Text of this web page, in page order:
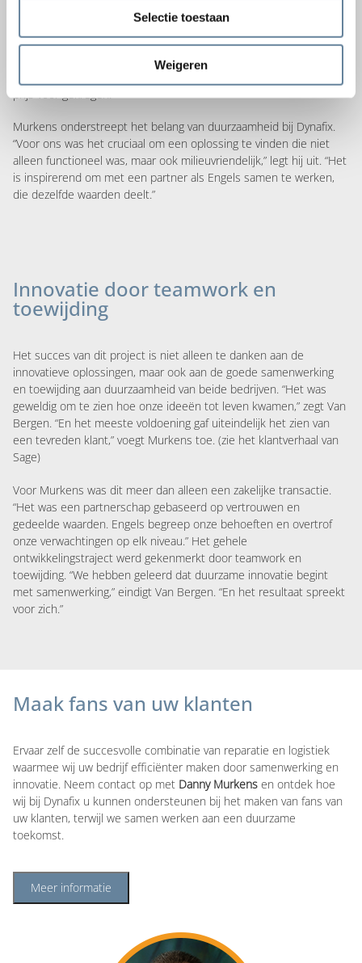
Selectie toestaan
Weigeren
eenmalig plastic of piepschuim terug te dringen”, voegt hij toe. “Bij
ons is het al in de jaren 80 begonnen. Onze oprichter, Joost
Engels, is de uitvinder van de milieubox. Dat was de eerst aanzet.
Batterijen én klein chemisch afval werden vroeger bij het grofvuil
gezet. Joost heeft een inzamelingsbak bedacht en daar nog een
Murkens onderstreept het belang van duurzaamheid bij Dynafix.
“Voor ons was het cruciaal om een oplossing te vinden die niet
alleen functioneel was, maar ook milieuvriendelijk,” legt hij uit. “Het
is inspirerend om met een partner als Engels samen te werken,
die dezelfde waarden deelt.”
Innovatie door teamwork en
toewijding
Het succes van dit project is niet alleen te danken aan de
innovatieve oplossingen, maar ook aan de goede samenwerking
en toewijding aan duurzaamheid van beide bedrijven. “Het was
geweldig om te zien hoe onze ideeën tot leven kwamen,” zegt Van
Bergen. “En het meeste voldoening gaf uiteindelijk het zien van
een tevreden klant,” voegt Murkens toe. (zie het klantverhaal van
Sage)
Voor Murkens was dit meer dan alleen een zakelijke transactie.
“Het was een partnerschap gebaseerd op vertrouwen en
gedeelde waarden. Engels begreep onze behoeften en overtrof
onze verwachtingen op elk niveau.” Het gehele
ontwikkelingstraject werd gekenmerkt door teamwork en
toewijding. “We hebben geleerd dat duurzame innovatie begint
met samenwerking,” eindigt Van Bergen. “En het resultaat spreekt
voor zich.”
Maak fans van uw klanten
Ervaar zelf de succesvolle combinatie van reparatie en logistiek
waarmee wij uw bedrijf efficiënter maken door samenwerking en
innovatie. Neem contact op met Danny Murkens en ontdek hoe
wij bij Dynafix u kunnen ondersteunen bij het maken van fans van
uw klanten, terwijl we samen werken aan een duurzame
toekomst.
Meer informatie